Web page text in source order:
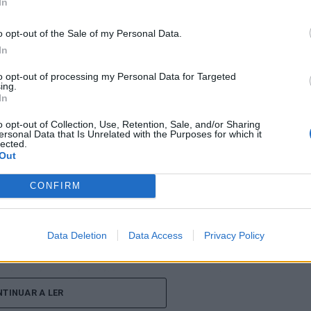
opt-out of the Sale of my Personal Data.
opt-out of processing my Personal Data for Targeted
opt-out of Collection, Use, Retention, Sale, and/or Sharing
Data that Is Unrelated with the Purposes for which it
CONFIRM
Data Deletion Data Access Privacy Policy
defende que a Beira Interior, localizada
período de “forte crescimento económico e
atualmente “condições para atrair novos
e consolidar um modelo de
na inovação e na valorização do território”.
no âmbito de mais uma edição da
16 e 26 de julho, na Covilhã, sendo considerada
Com origens medievais e realizada
tradição, atividade económica, comércio,
empresarial, constituindo um dos principais
Beira Interior.
ao longo dos últimos anos representa o
iniciou o seu percurso no setor imobiliário. O
A LER